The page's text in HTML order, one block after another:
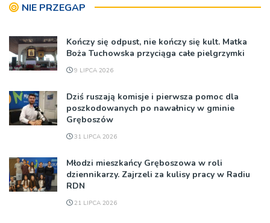
NIE PRZEGAP
Kończy się odpust, nie kończy się kult. Matka
Boża Tuchowska przyciąga całe pielgrzymki
9 LIPCA 2026
Dziś ruszają komisje i pierwsza pomoc dla
poszkodowanych po nawałnicy w gminie
Gręboszów
31 LIPCA 2026
Młodzi mieszkańcy Gręboszowa w roli
dziennikarzy. Zajrzeli za kulisy pracy w Radiu
RDN
21 LIPCA 2026